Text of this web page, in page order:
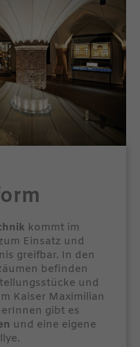
kommt im
Einsatz und
greifbar. In den
befinden
und
Kaiser Maximilian
gibt es
und eine eigene